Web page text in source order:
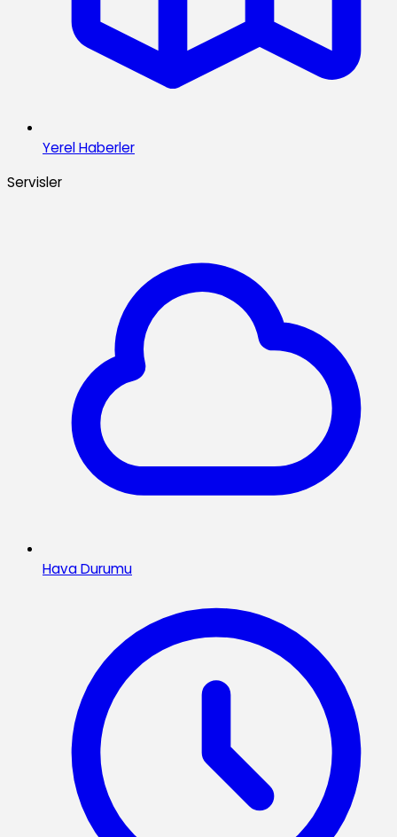
Yerel Haberler
Servisler
Hava Durumu